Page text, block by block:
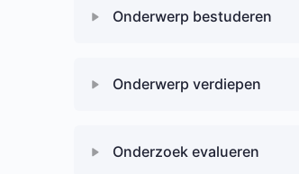
Wat te doen als je geen
Onderwerp bestuderen
Onderwerp verdiepen
Onderzoek evalueren